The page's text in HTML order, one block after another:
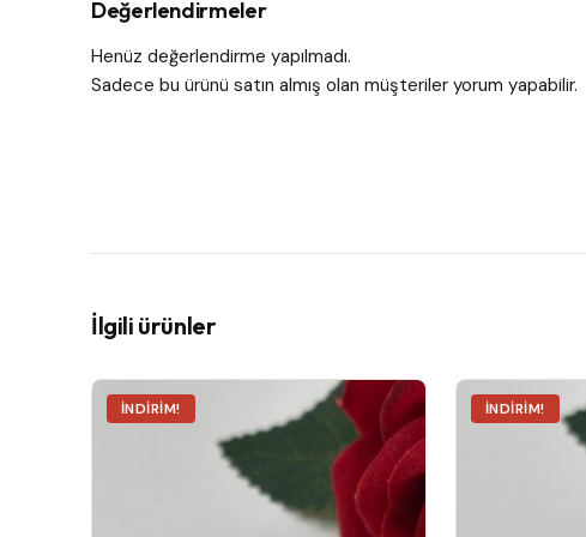
Değerlendirmeler
Henüz değerlendirme yapılmadı.
Sadece bu ürünü satın almış olan müşteriler yorum yapabilir.
İlgili ürünler
İNDIRIM! İNDIRIM!